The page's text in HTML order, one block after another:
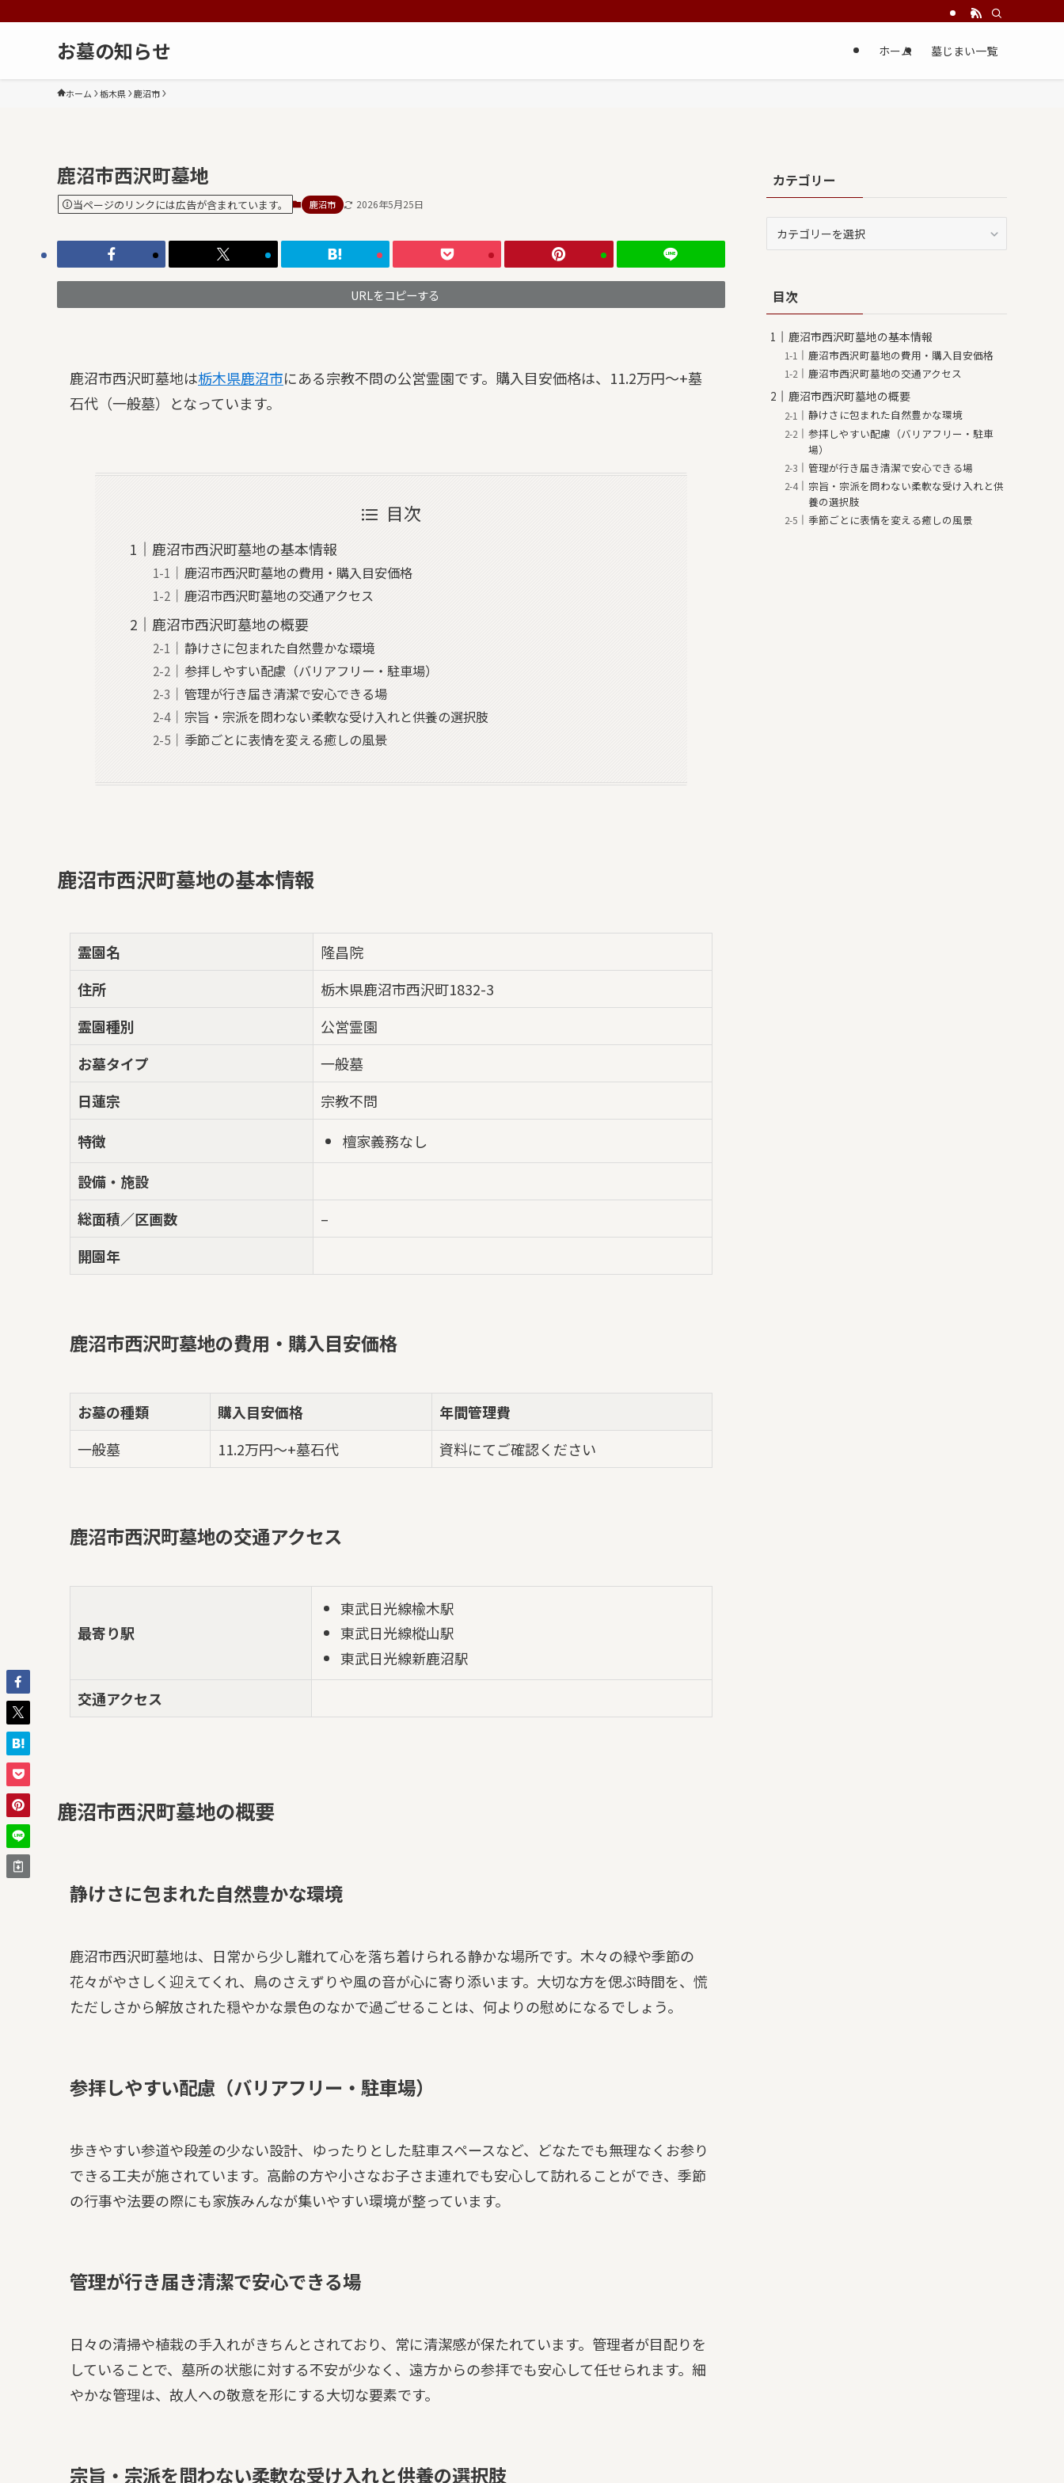
お墓の知らせ ホーム 墓じまい一覧
ホーム 栃木県 鹿沼市
鹿沼市西沢町墓地
当ページのリンクには広告が含まれています。 鹿沼市 2026年5月25日
URLをコピーする
鹿沼市西沢町墓地は栃木県鹿沼市にある宗教不問の公営霊園です。購入目安価格は、11.2万円～+墓
石代（一般墓）となっています。
目次
鹿沼市西沢町墓地の基本情報
鹿沼市西沢町墓地の費用・購入目安価格
鹿沼市西沢町墓地の交通アクセス
鹿沼市西沢町墓地の概要
静けさに包まれた自然豊かな環境
参拝しやすい配慮（バリアフリー・駐車場）
管理が行き届き清潔で安心できる場
宗旨・宗派を問わない柔軟な受け入れと供養の選択肢
季節ごとに表情を変える癒しの風景
鹿沼市西沢町墓地の基本情報
霊園名
隆昌院
住所
栃木県鹿沼市西沢町1832-3
霊園種別
公営霊園
お墓タイプ
一般墓
日蓮宗
宗教不問
特徴
檀家義務なし
設備・施設
総面積／区画数
–
開園年
鹿沼市西沢町墓地の費用・購入目安価格
お墓の種類 購入目安価格
年間管理費
一般墓
11.2万円～+墓石代 資料にてご確認ください
鹿沼市西沢町墓地の交通アクセス
最寄り駅
東武日光線楡木駅
東武日光線樅山駅
東武日光線新鹿沼駅
交通アクセス
鹿沼市西沢町墓地の概要
静けさに包まれた自然豊かな環境
鹿沼市西沢町墓地は、日常から少し離れて心を落ち着けられる静かな場所です。木々の緑や季節の
花々がやさしく迎えてくれ、鳥のさえずりや風の音が心に寄り添います。大切な方を偲ぶ時間を、慌
ただしさから解放された穏やかな景色のなかで過ごせることは、何よりの慰めになるでしょう。
参拝しやすい配慮（バリアフリー・駐車場）
歩きやすい参道や段差の少ない設計、ゆったりとした駐車スペースなど、どなたでも無理なくお参り
できる工夫が施されています。高齢の方や小さなお子さま連れでも安心して訪れることができ、季節
の行事や法要の際にも家族みんなが集いやすい環境が整っています。
管理が行き届き清潔で安心できる場
日々の清掃や植栽の手入れがきちんとされており、常に清潔感が保たれています。管理者が目配りを
していることで、墓所の状態に対する不安が少なく、遠方からの参拝でも安心して任せられます。細
やかな管理は、故人への敬意を形にする大切な要素です。
宗旨・宗派を問わない柔軟な受け入れと供養の選択肢
カテゴリー
テ
リ目次
鹿沼市西沢町墓地の基本情報
鹿沼市西沢町墓地の費用・購入目安価格
鹿沼市西沢町墓地の交通アクセス
鹿沼市西沢町墓地の概要
静けさに包まれた自然豊かな環境
参拝しやすい配慮（バリアフリー・駐車
場）
管理が行き届き清潔で安心できる場
宗旨・宗派を問わない柔軟な受け入れと供
養の選択肢
季節ごとに表情を変える癒しの風景